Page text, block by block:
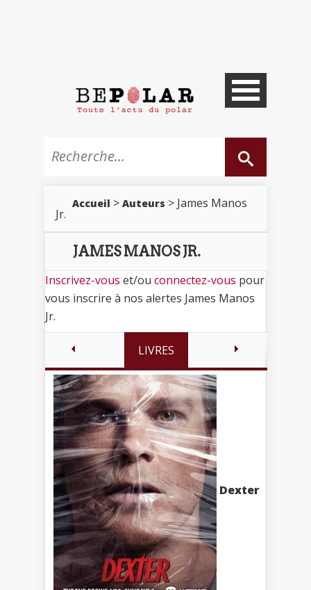
Accueil > Auteurs > James Manos
Jr.
JAMES MANOS JR.
Inscrivez-vous et/ou connectez-vous pour
vous inscrire à nos alertes James Manos
Jr.
LIVRES
Dexter